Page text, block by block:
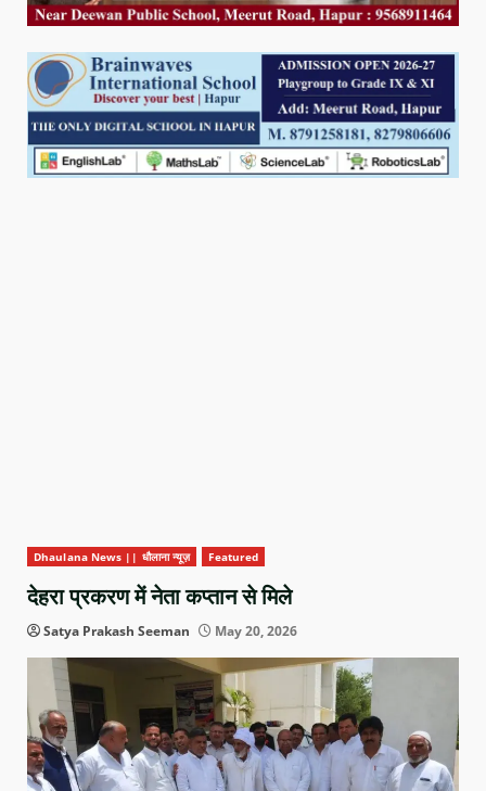
Dhaulana News || धौलाना न्यूज़ Featured
देहरा प्रकरण में नेता कप्तान से मिले
Satya Prakash Seeman May 20, 2026